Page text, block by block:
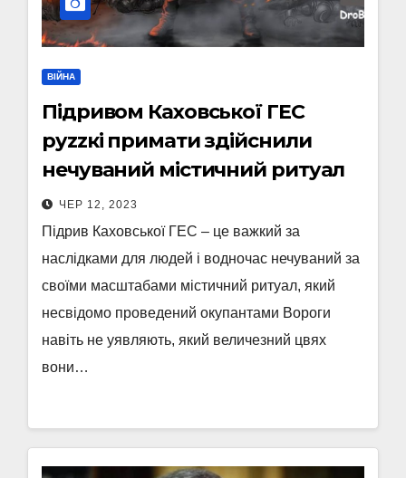
ВІЙНА
Підривом Каховської ГЕС
руzzкі примати здійснили
нечуваний містичний ритуал
ЧЕР 12, 2023
Підрив Каховської ГЕС – це важкий за
наслідками для людей і водночас нечуваний за
своїми масштабами містичний ритуал, який
несвідомо проведений окупантами Вороги
навіть не уявляють, який величезний цвях
вони…